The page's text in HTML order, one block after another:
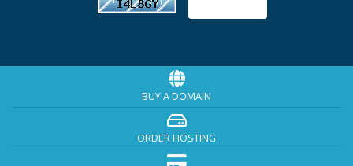
BUY A DOMAIN
ORDER HOSTING